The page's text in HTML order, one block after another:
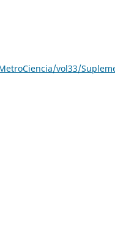
vol33/